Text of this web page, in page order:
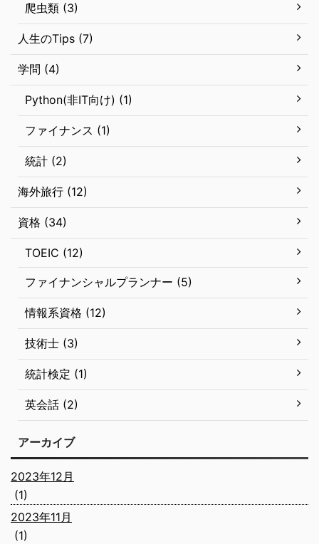
爬虫類 (3)
人生のTips (7)
学問 (4)
Python(非IT向け) (1)
ファイナンス (1)
統計 (2)
海外旅行 (12)
資格 (34)
TOEIC (12)
ファイナンシャルプランナー (5)
情報系資格 (12)
技術士 (3)
統計検定 (1)
英会話 (2)
アーカイブ
2023年12月
(1)
2023年11月
(1)